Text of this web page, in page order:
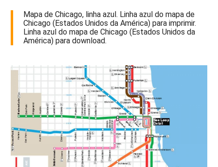
Mapa de Chicago, linha azul. Linha azul do mapa de
Chicago (Estados Unidos da América) para imprimir.
Linha azul do mapa de Chicago (Estados Unidos da
América) para download.